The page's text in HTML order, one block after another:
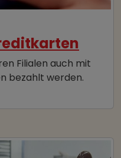
Filialen auch mit
bezahlt werden.